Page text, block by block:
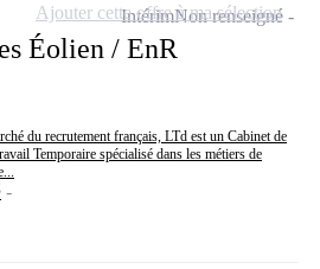
Éolien / EnR
du recrutement français, LTd est un Cabinet de
Temporaire spécialisé dans les métiers de
IntérimNon renseigné
Ajouter cette offre à ma sélection